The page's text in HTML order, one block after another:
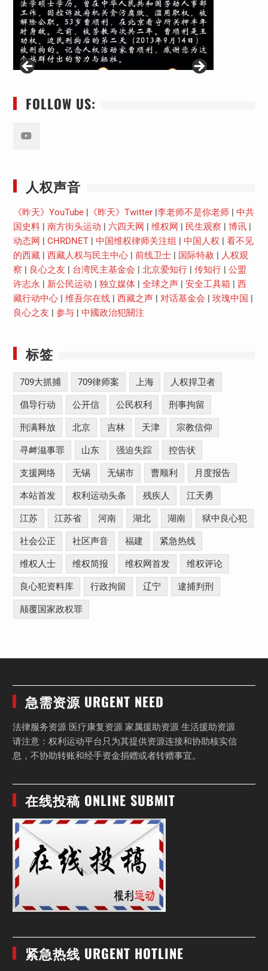
FOLLOW US:
人权声音
《昨天》YouTube| 《昨天》Twitter| 李老师不是你老师| 中共
国史料| 南方街头运动 六四天网 维权网 民生观察 博讯|
动态网
CHRDNET| 中国维权律师关注组 中国人权
看不见
的西藏| 西藏人权与民主中心| 前线卫士| 国际特赦
人权观
察
良心之友 台湾民主基金会 北京爱知行| 传知行| 公盟
许志永
新公民运动 独立媒体| 全球之声| 安全工具箱
西
藏行动中心| 维吾尔在线| 西藏之声| 对话基金会 玫瑰中国
良心之友
参与| 中國政治犯關注
标签
709大抓捕 709律师案 上海 人权捍卫者
倡导行动 公开信 公民权利 刑事拘留
刑满释放 北京 吉林 天津 宗教信仰
寻衅滋事罪 山东 强迫失踪 控告状
支援网络 无锡 无锡市 曹顺利 月度报告
本站首发 权利运动头条 残疾人 江天勇
江苏 江苏省 河南 湖北 湖南 狱中良心犯
社会公正 社区声音 福建 紧急热线
维权人士 维权简报 维权网首发 维权评论
良心犯资料库 行政拘留 辽宁 逮捕判刑
颠覆国家政权罪
急需资源 URGENT NEED
法律服务资源 医疗康复资源 家属援助资源 生活援助资源
请注意：权利运动平台只为其提供资源连接和协助核实信
息，不协助转账和经手资金捐赠或者转赠事宜。
在线投稿 ONLINE SUBMIT
紧急热线 URGENT HOTLINE